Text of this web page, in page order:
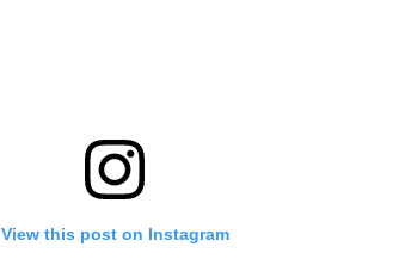
View this post on Instagram